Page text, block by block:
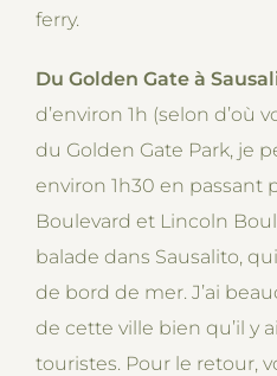
ferry.
Du Golden Gate à
d’environ 1h (selon d’où
du Golden Gate Park, je
environ 1h30 en passant
Boulevard et Lincoln
balade dans Sausalito,
de bord de mer. J’ai
de cette ville bien qu’il y
touristes. Pour le retour,